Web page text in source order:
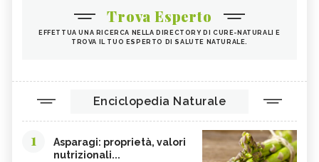
Trova Esperto
EFFETTUA UNA RICERCA NELLA DIRECTORY DI CURE-NATURALI E
TROVA IL TUO ESPERTO DI SALUTE NATURALE.
Enciclopedia Naturale
1
Asparagi: proprietà, valori
nutrizionali...